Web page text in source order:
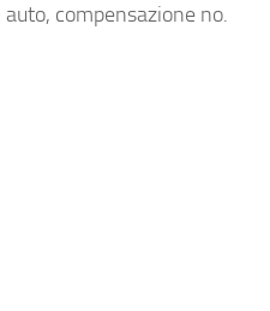
compensazione no.